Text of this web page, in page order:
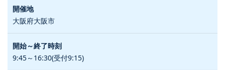
大阪府大阪市
9:45～16:30(受付9:15)